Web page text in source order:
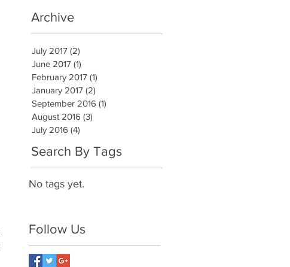
Archive
July 2017 (2)
June 2017 (1)
February 2017 (1)
January 2017 (2)
September 2016 (1)
August 2016 (3)
July 2016 (4)
Search By Tags
No tags yet.
Follow Us